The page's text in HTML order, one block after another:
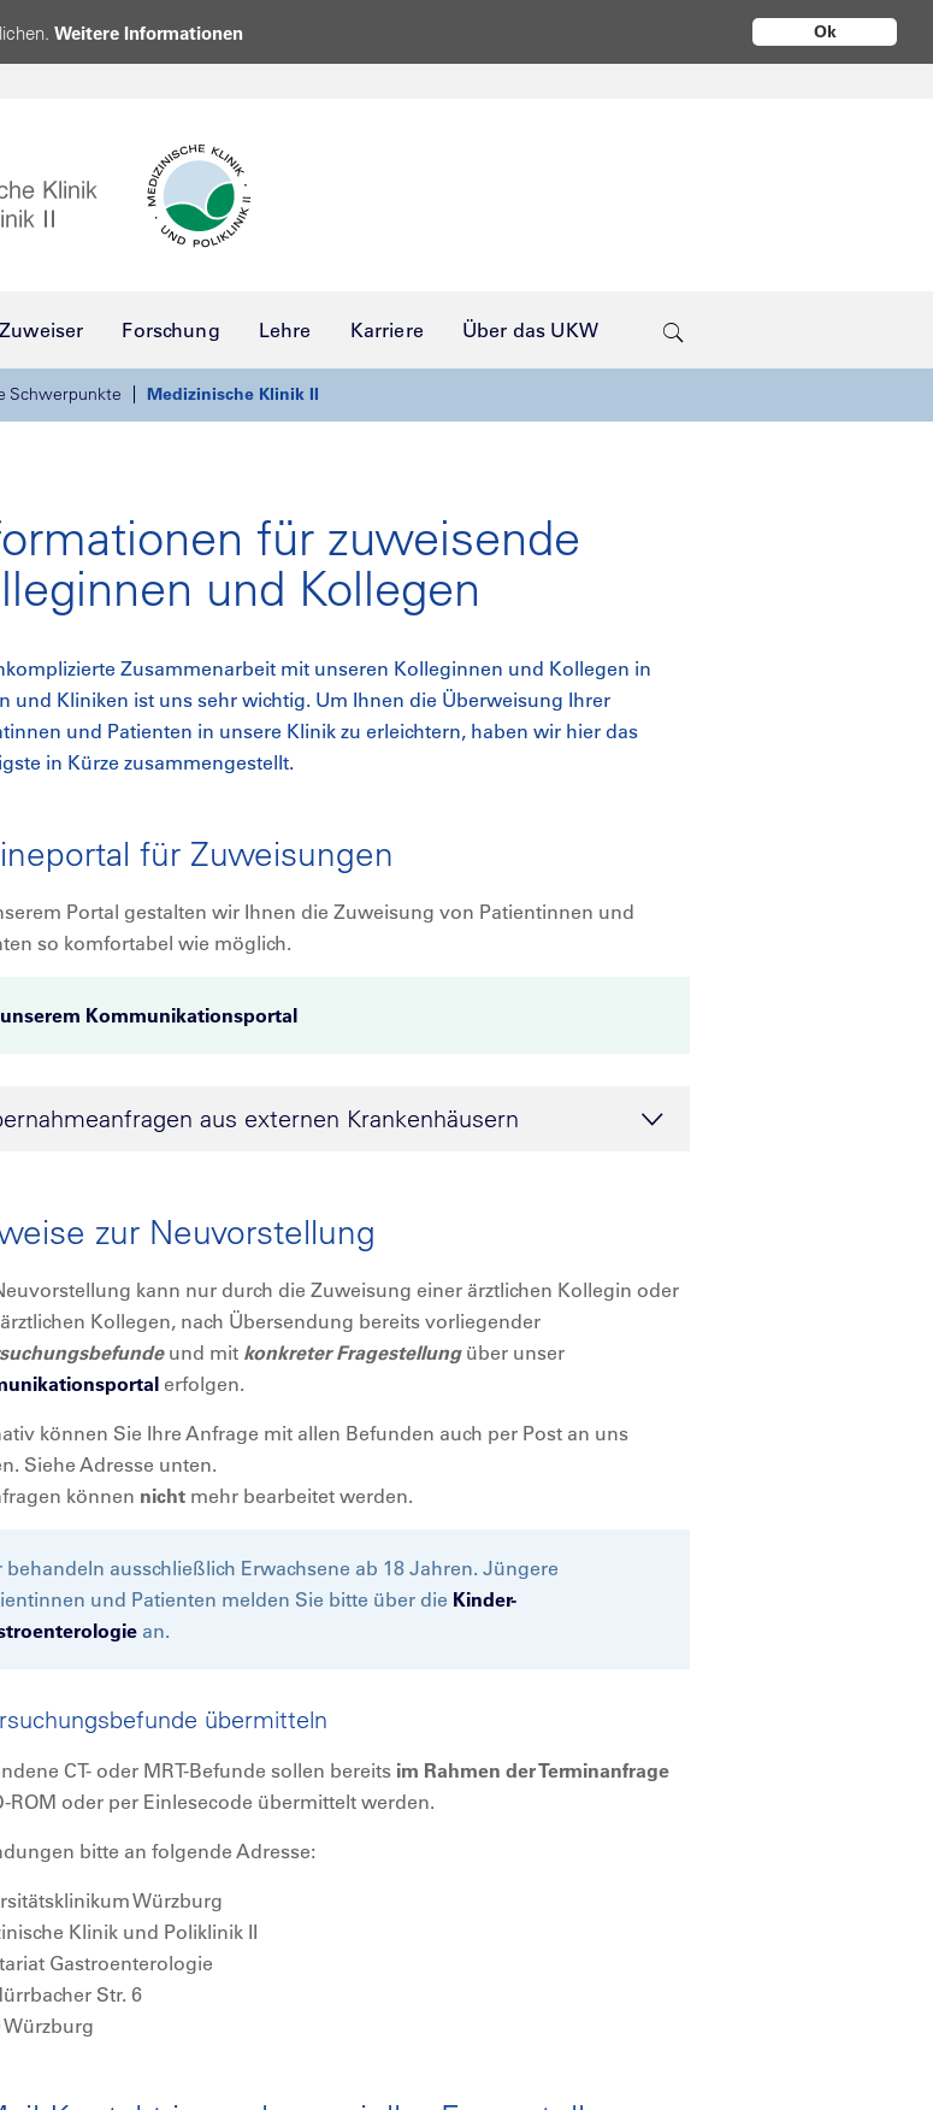
Ok
Weitere Informationen
Zuweiser Forschung Lehre Karriere Über das UKW
Schwerpunkte Medizinische Klinik II
für zuweisende
und Kollegen
Zusammenarbeit mit unseren Kolleginnen und Kollegen in
und Kliniken ist uns sehr wichtig. Um Ihnen die Überweisung Ihrer
und Patienten in unsere Klinik zu erleichtern, haben wir hier das
in Kürze zusammengestellt.
für Zuweisungen
Portal gestalten wir Ihnen die Zuweisung von Patientinnen und
so komfortabel wie möglich.
Kommunikationsportal
aus externen Krankenhäusern
zur Neuvorstellung
kann nur durch die Zuweisung einer ärztlichen Kollegin oder
Kollegen, nach Übersendung bereits vorliegender
und mit konkreter Fragestellungüber unser
erfolgen.
können Sie Ihre Anfrage mit allen Befunden auch per Post an uns
Siehe Adresse unten.
können nicht mehr bearbeitet werden.
behandeln ausschließlich Erwachsene ab 18 Jahren. Jüngere
und Patienten melden Sie bitte über die Kinder-
an.
übermitteln
CT- oder MRT-Befunde sollen bereits im Rahmen der Terminanfrage
ROM oder per Einlesecode übermittelt werden.
bitte an folgende Adresse:
Würzburg
Klinik und Poliklinik II
Gastroenterologie
Str. 6
Würzburg